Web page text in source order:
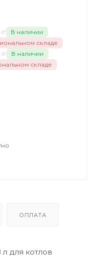
В наличии
складе
В наличии
складе
ОПЛАТА
для котлов